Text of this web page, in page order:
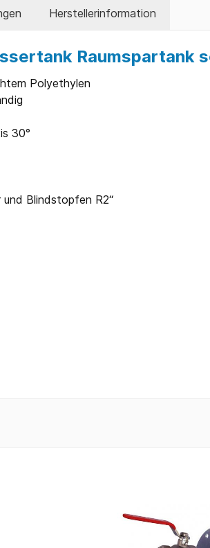
Herstellerinformation
Raumspartank
Polyethylen
30°
Blindstopfen R2“